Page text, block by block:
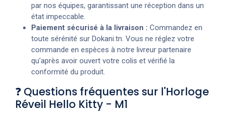
par nos équipes, garantissant une réception dans un
état impeccable.
Paiement sécurisé à la livraison : Commandez en
toute sérénité sur Dokani.tn. Vous ne réglez votre
commande en espèces à notre livreur partenaire
qu'après avoir ouvert votre colis et vérifié la
conformité du produit.
❓ Questions fréquentes sur l'Horloge
Réveil Hello Kitty - M1